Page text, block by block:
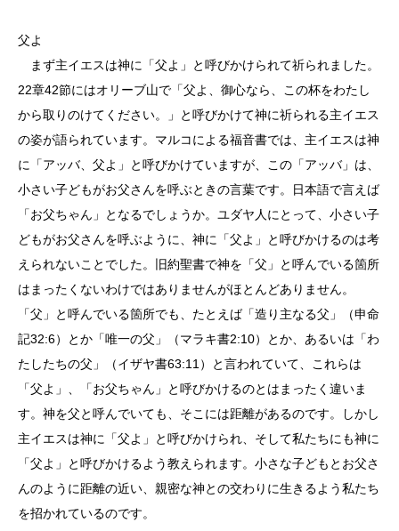
父よ
まず主イエスは神に「父よ」と呼びかけられて祈られました。
22章42節にはオリーブ山で「父よ、御心なら、この杯をわたし
から取りのけてください。」と呼びかけて神に祈られる主イエス
の姿が語られています。マルコによる福音書では、主イエスは神
に「アッバ、父よ」と呼びかけていますが、この「アッバ」は、
小さい子どもがお父さんを呼ぶときの言葉です。日本語で言えば
「お父ちゃん」となるでしょうか。ユダヤ人にとって、小さい子
どもがお父さんを呼ぶように、神に「父よ」と呼びかけるのは考
えられないことでした。旧約聖書で神を「父」と呼んでいる箇所
はまったくないわけではありませんがほとんどありません。
「父」と呼んでいる箇所でも、たとえば「造り主なる父」（申命
記32:6）とか「唯一の父」（マラキ書2:10）とか、あるいは「わ
たしたちの父」（イザヤ書63:11）と言われていて、これらは
「父よ」、「お父ちゃん」と呼びかけるのとはまったく違いま
す。神を父と呼んでいても、そこには距離があるのです。しかし
主イエスは神に「父よ」と呼びかけられ、そして私たちにも神に
「父よ」と呼びかけるよう教えられます。小さな子どもとお父さ
んのように距離の近い、親密な神との交わりに生きるよう私たち
を招かれているのです。